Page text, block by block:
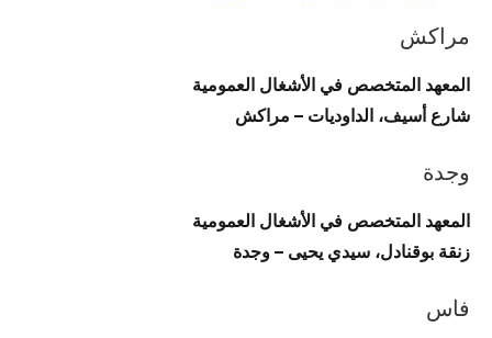
مراكش
المعهد المتخصص في الأشغال العمومية
شارع أسيف، الداوديات – مراكش
وجدة
المعهد المتخصص في الأشغال العمومية
زنقة بوقنادل، سيدي يحيى – وجدة
فاس